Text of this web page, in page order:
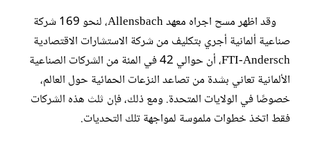
وقد اظهر مسح اجراه معهد Allensbach، لنحو 169 شركة
صناعية ألمانية أجري بتكليف من شركة الاستشارات الاقتصادية
FTI-Andersch، أن حوالي 42 في المئة من الشركات الصناعية
الألمانية تعاني بشدة من تصاعد النزعات الحمائية حول العالم،
خصوصًا في الولايات المتحدة. ومع ذلك، فإن ثلث هذه الشركات
فقط اتخذ خطوات ملموسة لمواجهة تلك التحديات.